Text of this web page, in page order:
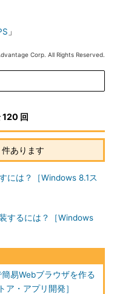
」
Corp. All Rights Reserved.
120 回
あります
には？［Windows 8.1ス
するには？［Windows
易Webブラウザを作る
ア・アプリ開発］